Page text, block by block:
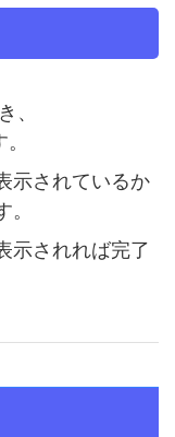
、
示されているか
示されれば完了